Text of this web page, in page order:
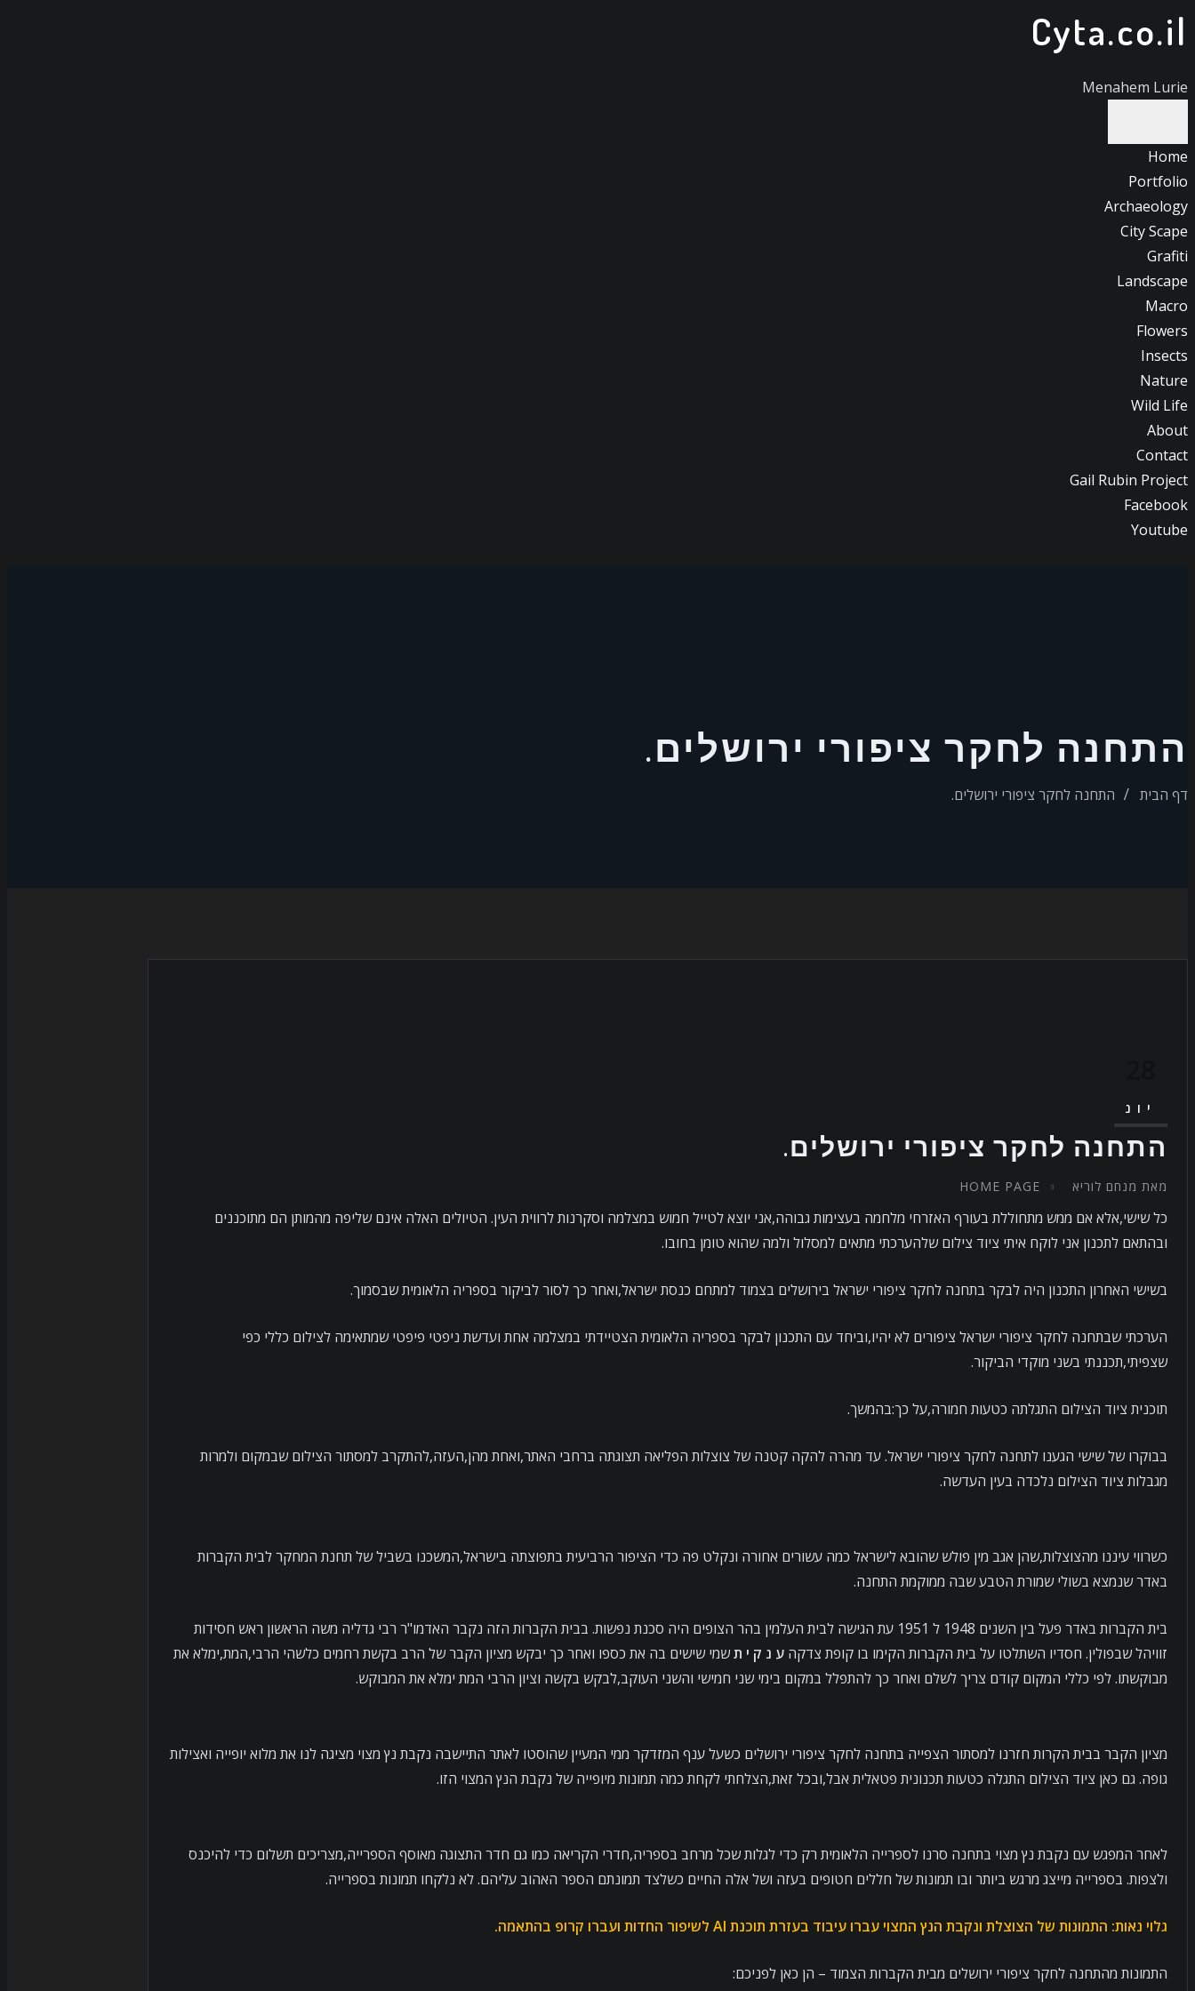
דלג
לתוכן
Cyta.co.il
Menahem Lurie
Home
Portfolio
Archaeology
City Scape
Grafiti
Landscape
Macro
Flowers
Insects
Nature
Wild Life
About
Contact
Gail Rubin Project
Facebook
Youtube
התחנה לחקר ציפורי ירושלים.
דף הבית התחנה לחקר ציפורי ירושלים.
יונ
התחנה לחקר ציפורי ירושלים.
מאת מנחם לוריא HOME PAGE
כל שישי,אלא אם ממש מתחוללת בעורף האזרחי מלחמה בעצימות גבוהה,אני יוצא לטייל חמוש במצלמה וסקרנות לרווית העין. הטיולים האלה אינם שליפה מהמותן הם מתוכננים
ובהתאם לתכנון אני לוקח איתי ציוד צילום שלהערכתי מתאים למסלול ולמה שהוא טומן בחובו.
בשישי האחרון התכנון היה לבקר בתחנה לחקר ציפורי ישראל בירושלים בצמוד למתחם כנסת ישראל,ואחר כך לסור לביקור בספריה הלאומית שבסמוך.
הערכתי שבתחנה לחקר ציפורי ישראל ציפורים לא יהיו,וביחד עם התכנון לבקר בספריה הלאומית הצטיידתי במצלמה אחת ועדשת ניפטי פיפטי שמתאימה לצילום כללי כפי
שצפיתי,תכננתי בשני מוקדי הביקור.
תוכנית ציוד הצילום התגלתה כטעות חמורה,על כך:בהמשך.
בבוקרו של שישי הגענו לתחנה לחקר ציפורי ישראל. עד מהרה להקה קטנה של צוצלות הפליאה תצוגתה ברחבי האתר,ואחת מהן,העזה,להתקרב למסתור הצילום שבמקום ולמרות
מגבלות ציוד הצילום נלכדה בעין העדשה.
כשרווי עיננו מהצוצלות,שהן אגב מין פולש שהובא לישראל כמה עשורים אחורה ונקלט פה כדי הציפור הרביעית בתפוצתה בישראל,המשכנו בשביל של תחנת המחקר לבית הקברות
באדר שנמצא בשולי שמורת הטבע שבה ממוקמת התחנה.
בית הקברות באדר פעל בין השנים 1948 ל 1951 עת הגישה לבית העלמין בהר הצופים היה סכנת נפשות. בבית הקברות הזה נקבר האדמו"ר רבי גדליה משה הראשון ראש חסידות
זוויהל שבפולין. חסדיו השתלטו על בית הקברות הקימו בו קופת צדקה ע נ ק י תשמי שישים בה את כספו ואחר כך יבקש מציון הקבר של הרב בקשת רחמים כלשהי הרבי,המת,ימלא את
מבוקשתו. לפי כללי המקום קודם צריך לשלם ואחר כך להתפלל במקום בימי שני חמישי והשני העוקב,לבקש בקשה וציון הרבי המת ימלא את המבוקש.
מציון הקבר בבית הקרות חזרנו למסתור הצפייה בתחנה לחקר ציפורי ירושלים כשעל ענף המזדקר ממי המעיין שהוסטו לאתר התיישבה נקבת נץ מצוי מציגה לנו את מלוא יופייה ואצילות
גופה. גם כאן ציוד הצילום התגלה כטעות תכנונית פטאלית אבל,ובכל זאת,הצלחתי לקחת כמה תמונות מיופייה של נקבת הנץ המצוי הזו.
לאחר המפגש עם נקבת נץ מצוי בתחנה סרנו לספרייה הלאומית רק כדי לגלות שכל מרחב בספריה,חדרי הקריאה כמו גם חדר התצוגה מאוסף הספרייה,מצריכים תשלום כדי להיכנס
ולצפות. בספרייה מייצג מרגש ביותר ובו תמונות של חללים חטופים בעזה ושל אלה החיים כשלצד תמונתם הספר האהוב עליהם. לא נלקחו תמונות בספרייה.
גלוי נאות: התמונות של הצוצלת ונקבת הנץ המצוי עברו עיבוד בעזרת תוכנת AI לשיפור החדות ועברו קרופ בהתאמה.
התמונות מהתחנה לחקר ציפורי ירושלים מבית הקברות הצמוד – הן כאן לפניכם: